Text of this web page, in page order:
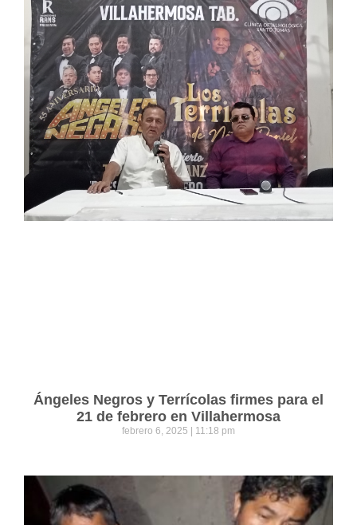
Ángeles Negros y Terrícolas firmes para el
21 de febrero en Villahermosa
febrero 6, 2025 11:18 pm